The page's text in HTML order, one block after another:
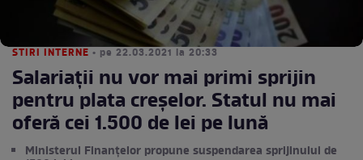
STIRI INTERNE • pe 22.03.2021 la 20:33
Salariații nu vor mai primi sprijin
pentru plata creșelor. Statul nu mai
oferă cei 1.500 de lei pe lună
Ministerul Finanțelor propune suspendarea sprijinului de